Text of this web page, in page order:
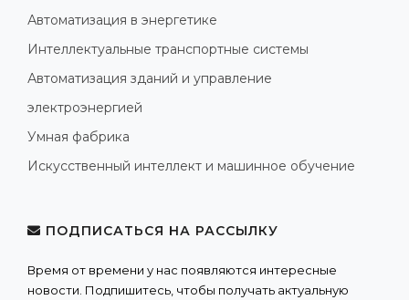
Автоматизация в энергетике
Интеллектуальные транспортные системы
Автоматизация зданий и управление
электроэнергией
Умная фабрика
Искусственный интеллект и машинное обучение
ПОДПИСАТЬСЯ НА РАССЫЛКУ
Время от времени у нас появляются интересные
новости. Подпишитесь, чтобы получать актуальную